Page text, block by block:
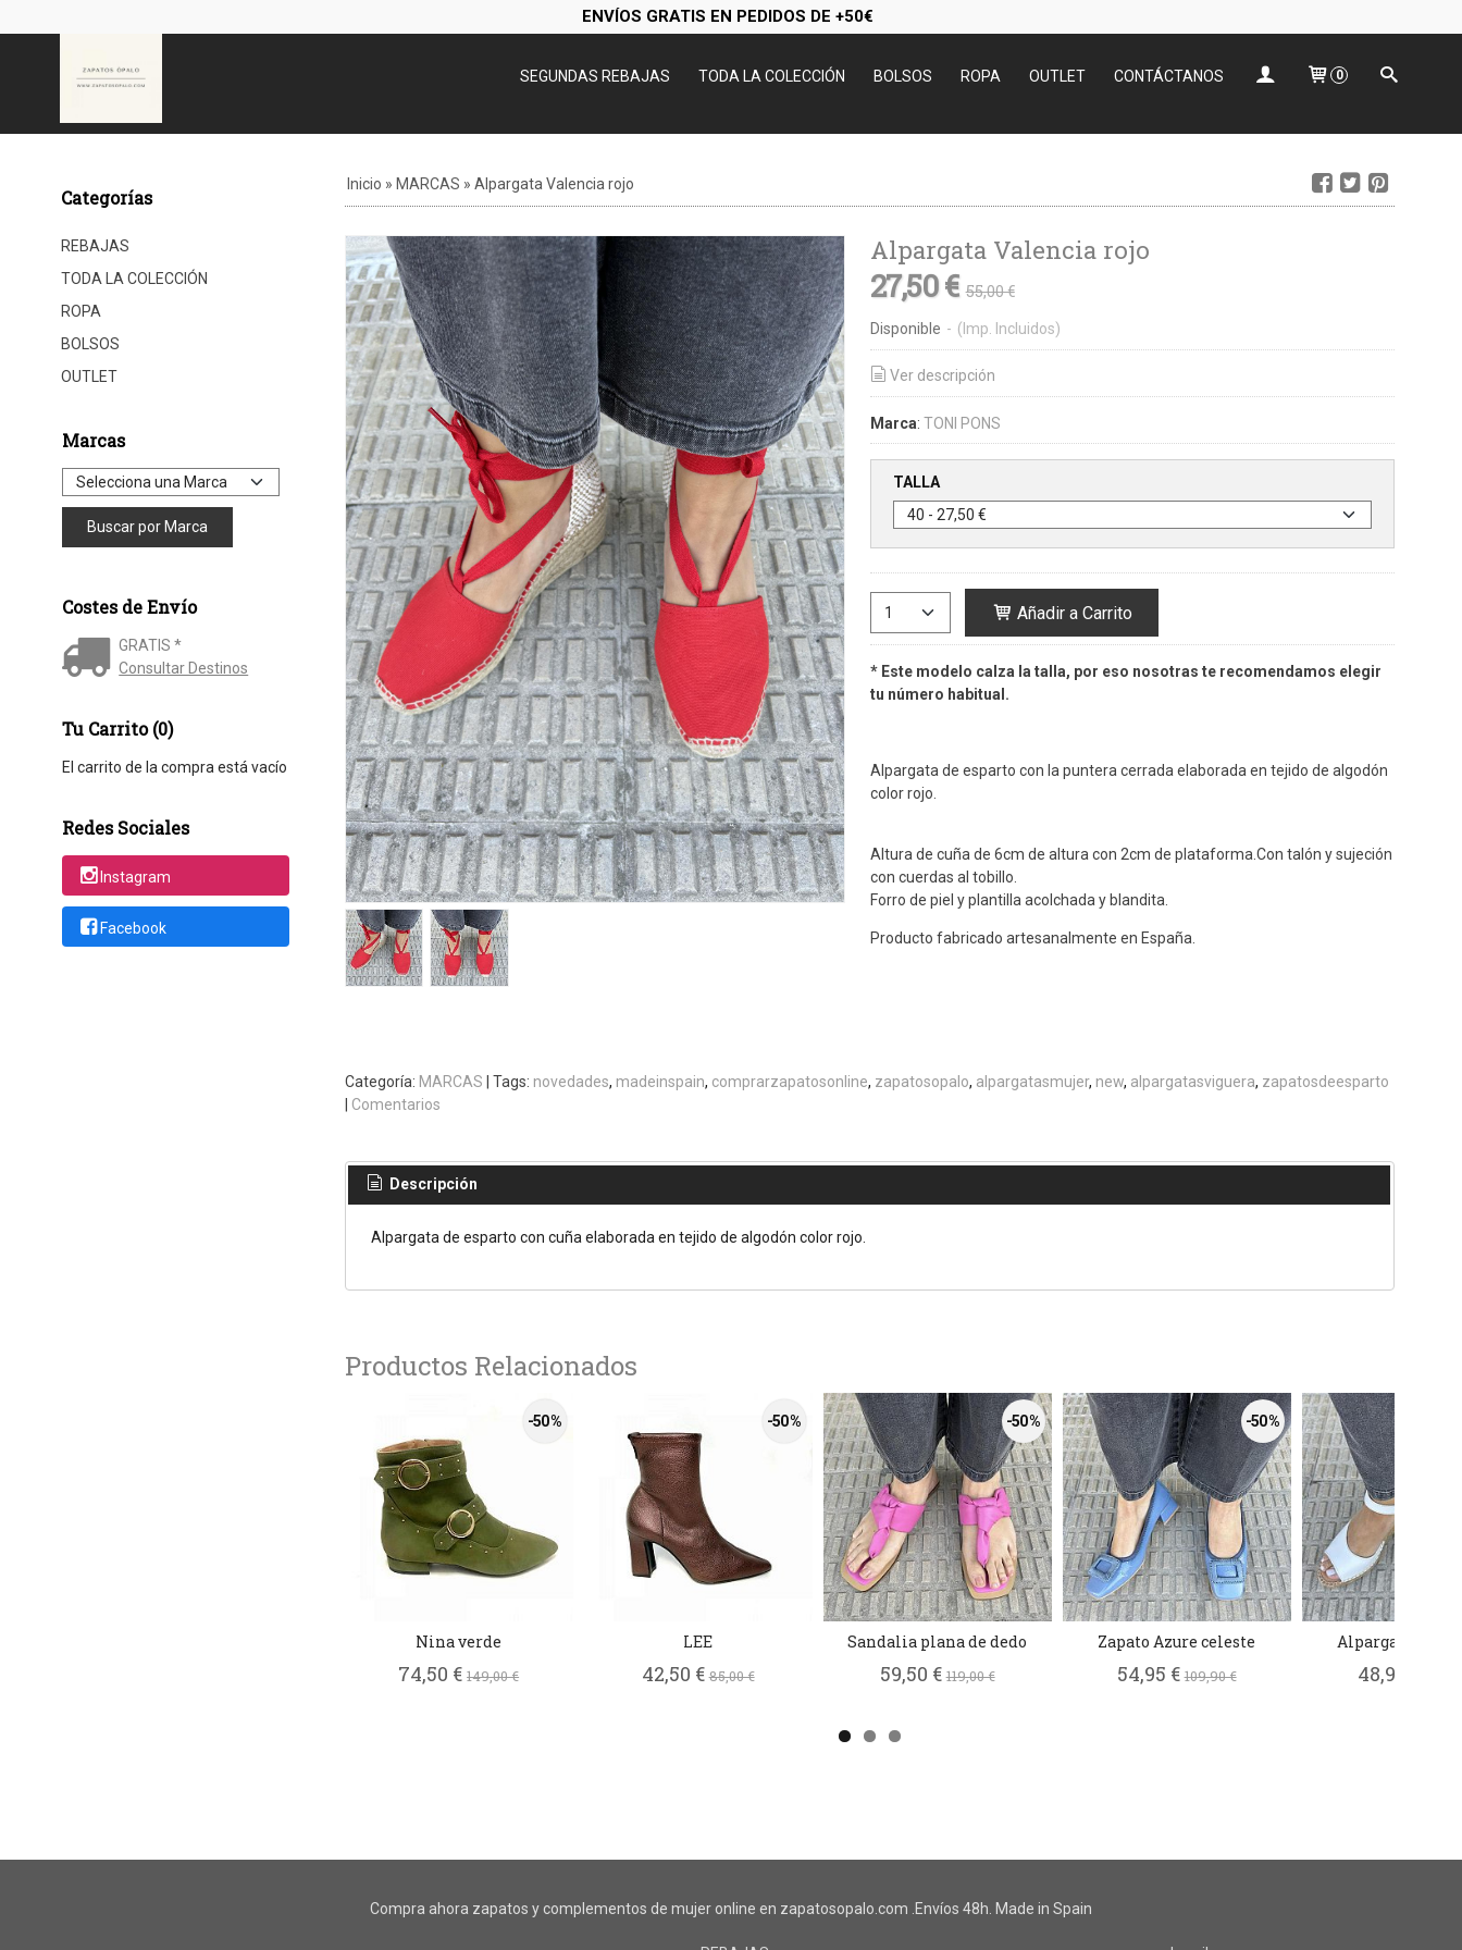
ENVÍOS GRATIS EN PEDIDOS DE +50€
SEGUNDAS REBAJAS TODA LA COLECCIÓN BOLSOS ROPA OUTLET CONTÁCTANOS 0
Categorías
REBAJAS
TODA LA COLECCIÓN
ROPA
BOLSOS
OUTLET
Marcas
Costes de Envío
GRATIS *
Consultar Destinos
Tu Carrito (0)
El carrito de la compra está vacío
Redes Sociales
Instagram
Facebook
Inicio » MARCAS » Alpargata Valencia rojo
Alpargata Valencia rojo
27,50 € 55,00 €
Disponible - (Imp. Incluidos)
Ver descripción
Marca: TONI PONS
TALLA
Añadir a Carrito
* Este modelo calza la talla, por eso nosotras te recomendamos elegir
tu número habitual.
Alpargata de esparto con la puntera cerrada elaborada en tejido de algodón
color rojo.
Altura de cuña de 6cm de altura con 2cm de plataforma.Con talón y sujeción
con cuerdas al tobillo.
Forro de piel y plantilla acolchada y blandita.
Producto fabricado artesanalmente en España.
Categoría: MARCAS Tags: novedades madeinspain comprarzapatosonline zapatosopalo alpargatasmujer new alpargatasviguera zapatosdeesparto
Comentarios
Descripción
Alpargata de esparto con cuña elaborada en tejido de algodón color rojo.
Productos Relacionados
-50 %
Nina verde
74,50 €149,00 €
-50 %
LEE
42,50 €85,00 €
-50 %
Sandalia plana de dedo
59,50 €119,00 €
-50 %
Zapato Azure celeste
54,95 €109,90 €
Alpargata Sia
48,97 €
Compra ahora zapatos y complementos de mujer online en zapatosopalo.com .Envíos 48h. Made in Spain